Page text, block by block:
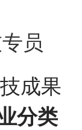
员
成果
分类